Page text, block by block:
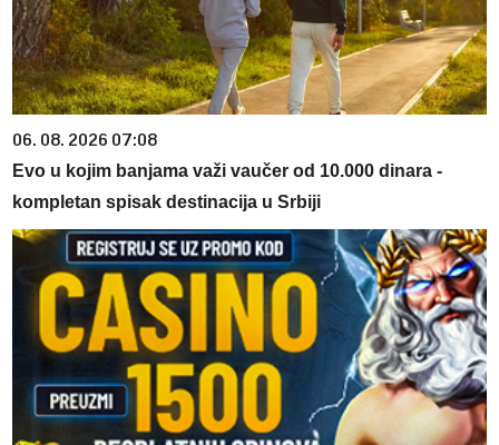
06. 08. 2026 07:08
Evo u kojim banjama važi vaučer od 10.000 dinara -
kompletan spisak destinacija u Srbiji